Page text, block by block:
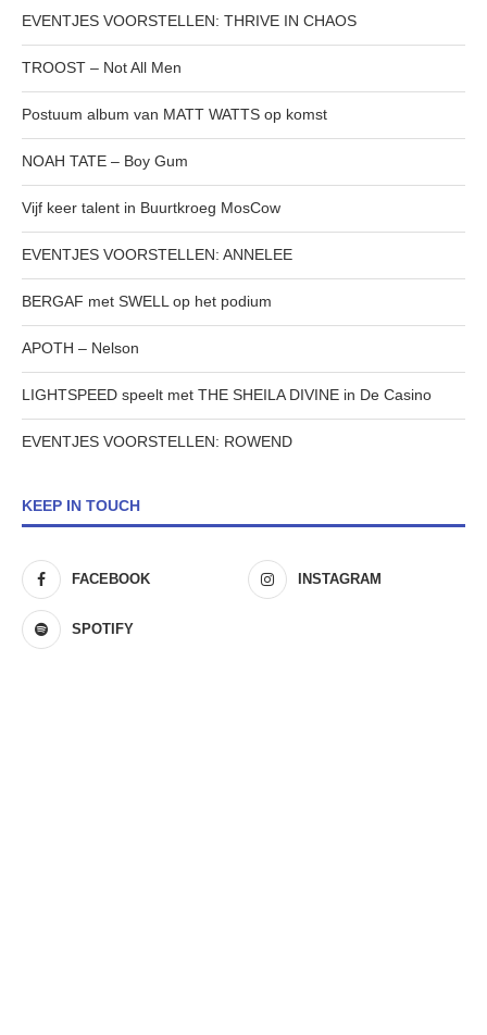
EVENTJES VOORSTELLEN: THRIVE IN CHAOS
TROOST – Not All Men
Postuum album van MATT WATTS op komst
NOAH TATE – Boy Gum
Vijf keer talent in Buurtkroeg MosCow
EVENTJES VOORSTELLEN: ANNELEE
BERGAF met SWELL op het podium
APOTH – Nelson
LIGHTSPEED speelt met THE SHEILA DIVINE in De Casino
EVENTJES VOORSTELLEN: ROWEND
KEEP IN TOUCH
FACEBOOK INSTAGRAM
SPOTIFY